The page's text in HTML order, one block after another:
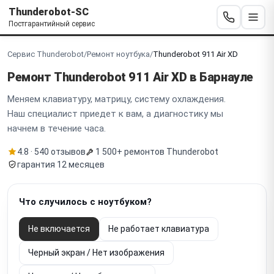
Thunderobot-SC
Постгарантийный сервис
Сервис Thunderobot/Ремонт ноутбука/Thunderobot 911 Air XD
Ремонт Thunderobot 911 Air XD в Барнауле
Меняем клавиатуру, матрицу, систему охлаждения.
Наш специалист приедет к вам, а диагностику мы
начнем в течение часа.
4.8 · 540 отзывов
1 500+ ремонтов Thunderobot
гарантия 12 месяцев
Что случилось с ноутбуком?
Не включается Не работает клавиатура
Черный экран / Нет изображения